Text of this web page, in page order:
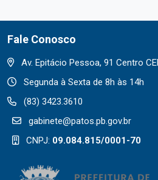
Fale Conosco
Av. Epitácio Pessoa, 91 Centro
Segunda à Sexta de 8h às 14h
(83) 3423.3610
gabinete@patos.pb.gov.br
CNPJ: 09.084.815/0001-70